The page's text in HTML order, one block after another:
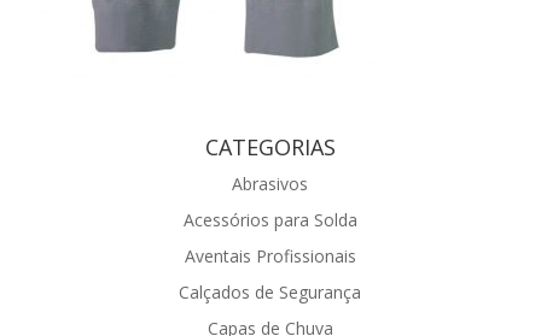
CATEGORIAS
Abrasivos
Acessórios para Solda
Aventais Profissionais
Calçados de Segurança
Capas de Chuva